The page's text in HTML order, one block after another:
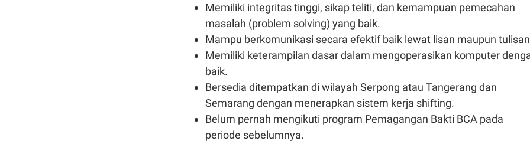
Memiliki integritas tinggi, sikap teliti, dan kemampuan pemecahan
masalah (problem solving) yang baik.
Mampu berkomunikasi secara efektif baik lewat lisan maupun
Memiliki keterampilan dasar dalam mengoperasikan komputer
baik.
Bersedia ditempatkan di wilayah Serpong atau Tangerang dan
Semarang dengan menerapkan sistem kerja shifting.
Belum pernah mengikuti program Pemagangan Bakti BCA pada
periode sebelumnya.